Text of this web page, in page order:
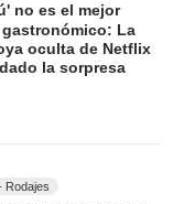
no es el mejor
La
oculta de Netflix
la sorpresa
Rodajes